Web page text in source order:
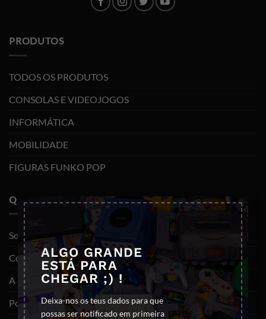
ALGO GRANDE
ESTÁ PARA
CHEGAR ;) !
Deixa-nos os teus dados para que
possas ser notificado em primeira
×
PRODUTOS
TODOS OS PRODUTOS
CONSOLAS E VIDEOJOGOS
INFORMÁTICA
MOBILIDADE
FIGURAS FUNKO POP
QUEM SOMOS
Sobre nós
Contactos
A minha conta
Política de privacidade